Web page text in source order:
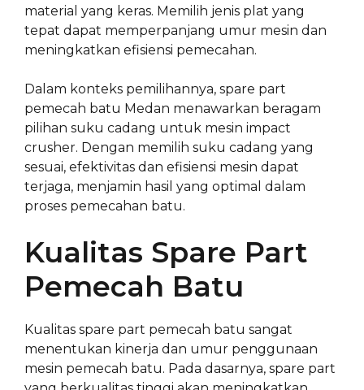
material yang keras. Memilih jenis plat yang
tepat dapat memperpanjang umur mesin dan
meningkatkan efisiensi pemecahan.
Dalam konteks pemilihannya, spare part
pemecah batu Medan menawarkan beragam
pilihan suku cadang untuk mesin impact
crusher. Dengan memilih suku cadang yang
sesuai, efektivitas dan efisiensi mesin dapat
terjaga, menjamin hasil yang optimal dalam
proses pemecahan batu.
Kualitas Spare Part
Pemecah Batu
Kualitas spare part pemecah batu sangat
menentukan kinerja dan umur penggunaan
mesin pemecah batu. Pada dasarnya, spare part